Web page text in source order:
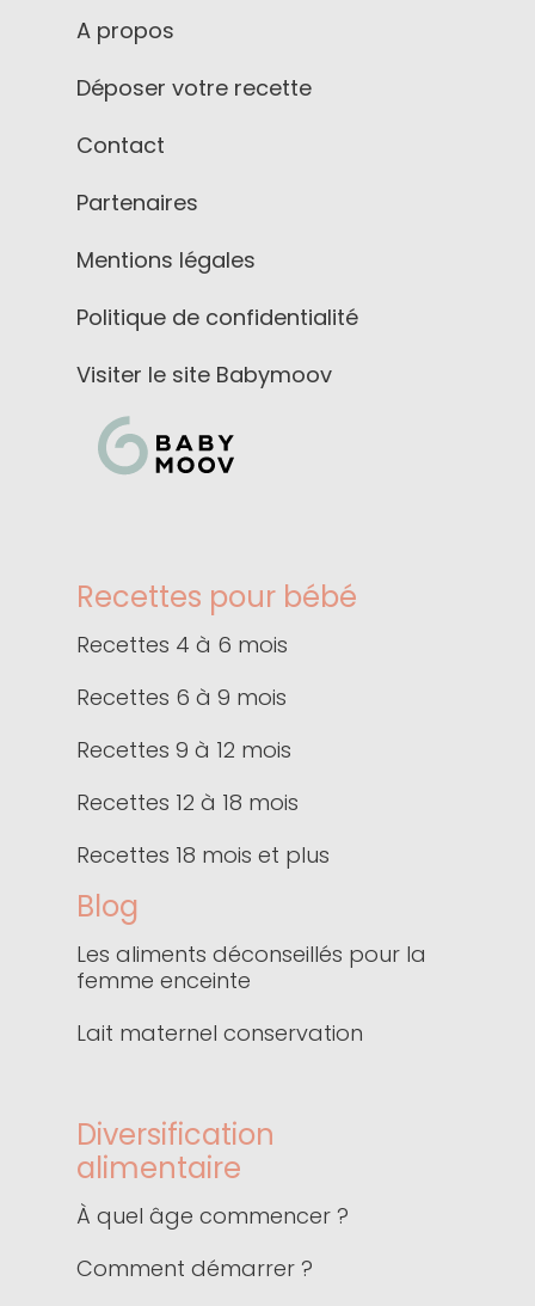
A propos
Déposer votre recette
Contact
Partenaires
Mentions légales
Politique de confidentialité
Visiter le site Babymoov
Recettes pour bébé
Recettes 4 à 6 mois
Recettes 6 à 9 mois
Recettes 9 à 12 mois
Recettes 12 à 18 mois
Recettes 18 mois et plus
Blog
Les aliments déconseillés pour la
femme enceinte
Lait maternel conservation
Diversification
alimentaire
À quel âge commencer ?
Comment démarrer ?